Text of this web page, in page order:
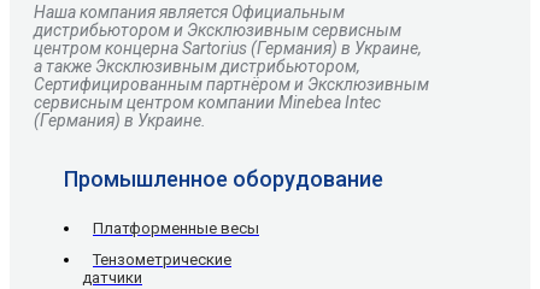
Наша компания является Официальным
дистрибьютором и Эксклюзивным сервисным
центромконцернаSartorius(Германия) в Украине,
а также Эксклюзивным дистрибьютором,
Сертифицированным партнёром и Эксклюзивным
сервисным центром компании Minebea Intec
(Германия) в Украине.
Промышленное оборудование
Платформенные весы
Тензометрические
датчики